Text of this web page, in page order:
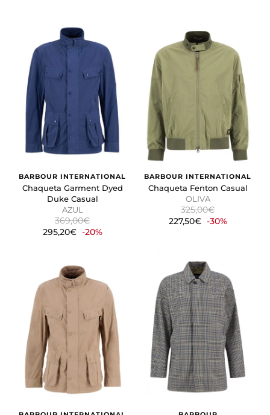
BARBOUR INTERNATIONAL
Chaqueta Garment Dyed
Duke Casual
AZUL
369,00€
295,20€ -20%
BARBOUR INTERNATIONAL
Chaqueta Fenton Casual
OLIVA
325,00€
227,50€ -30%